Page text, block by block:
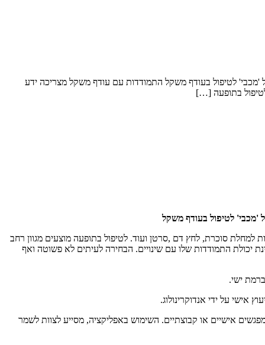
'מכבי' לטיפול בעודף משקל התמודדות עם עודף משקל מצריכה ידע
בתופעה […]
'מכבי' לטיפול בעודף משקל
סוכרת, לחץ דם ,סרטן ועוד. לטיפול בתופעה מוצעים מגוון רחב
יכולת התמודדות שלו עם שינויים. הבחירה לעיתים לא פשוטה ואף
ישי.
אישי על ידי אנדוקרינולוג.
אישיים או קבוצתיים. השימוש באפליקציה, מסייע לצוות לשמר